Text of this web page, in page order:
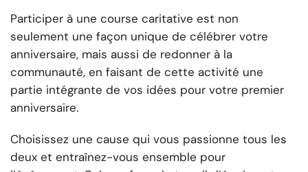
Participer à une course caritative est non
seulement une façon unique de célébrer votre
anniversaire, mais aussi de redonner à la
communauté, en faisant de cette activité une
partie intégrante de vos idées pour votre premier
anniversaire.
Choisissez une cause qui vous passionne tous les
deux et entraînez-vous ensemble pour